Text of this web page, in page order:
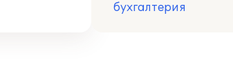
бухгалтерия